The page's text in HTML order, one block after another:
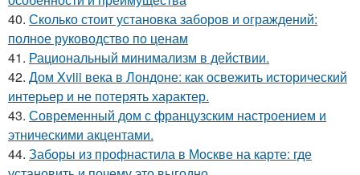
40. Сколько стоит установка заборов и ограждений:
полное руководство по ценам
41. Рациональный минимализм в действии.
42. Дом Xviii века в Лондоне: как освежить исторический
интерьер и не потерять характер.
43. Современный дом с французским настроением и
этническими акцентами.
44. Заборы из профнастила в Москве на карте: где